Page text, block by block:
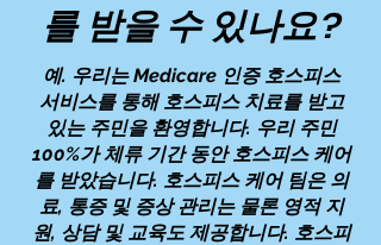
를 받을 수 있나요?
예. 우리는 Medicare 인증 호스피스
서비스를 통해 호스피스 치료를 받고
있는 주민을 환영합니다. 우리 주민
100%가 체류 기간 동안 호스피스 케어
를 받았습니다. 호스피스 케어 팀은 의
료, 통증 및 증상 관리는 물론 영적 지
원, 상담 및 교육도 제공합니다. 호스피